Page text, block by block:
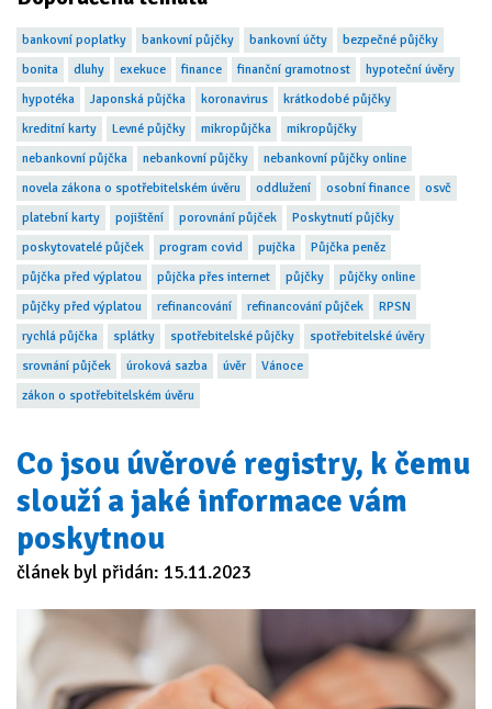
bankovní poplatky bankovní půjčky bankovní účty
bezpečné půjčky
bonita
dluhy exekuce finance finanční gramotnost
hypoteční úvěry
hypotéka
Japonská půjčka koronavirus
krátkodobé půjčky
kreditní karty
Levné půjčky mikropůjčka
mikropůjčky
nebankovní půjčka
nebankovní půjčky
nebankovní půjčky online
novela zákona o spotřebitelském úvěru
oddlužení osobní finance
osvč
platební karty
pojištění porovnání půjček
Poskytnutí půjčky
poskytovatelé půjček
program covid pujčka
Půjčka peněz
půjčka před výplatou
půjčka přes internet půjčky
půjčky online
půjčky před výplatou
refinancování refinancování půjček
RPSN
rychlá půjčka
splátky spotřebitelské půjčky
spotřebitelské úvěry
srovnání půjček
úroková sazba úvěr
Vánoce
zákon o spotřebitelském úvěru
Co jsou úvěrové registry, k čemu
slouží a jaké informace vám
poskytnou
článek byl přidán: 15.11.2023